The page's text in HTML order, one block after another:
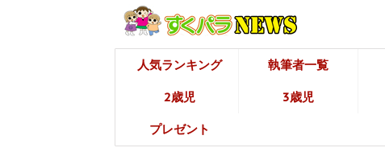
人気ランキング 執筆者一覧
2歳児 3歳児
プレゼント